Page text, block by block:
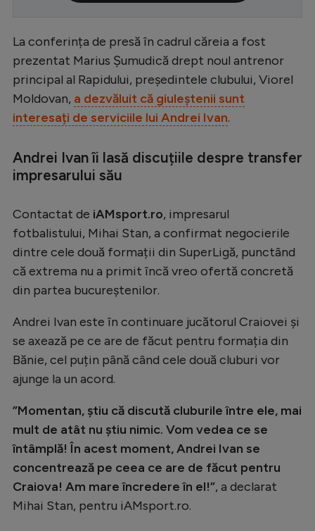
Ligue 1
Campionate
Starurile fotbalului
EURO 2024
Stranieri
Clasamente
Tenis
Handbal
Formula 1
Gimnastică
Auto
Rugby
Ciclism
JO 2024
JO 2026
La conferința de presă în cadrul căreia a fost
prezentat Marius Șumudică drept noul antrenor
principal al Rapidului, președintele clubului, Viorel
Moldovan, a dezvăluit că giuleștenii sunt
interesați de serviciile lui Andrei Ivan.
Andrei Ivan îi lasă discuțiile despre transfer
impresarului său
Contactat de iAMsport.ro, impresarul
fotbalistului, Mihai Stan, a confirmat negocierile
dintre cele două formații din SuperLigă, punctând
că extrema nu a primit încă vreo ofertă concretă
din partea bucureștenilor.
Andrei Ivan este în continuare jucătorul Craiovei și
se axează pe ce are de făcut pentru formația din
Bănie, cel puțin până când cele două cluburi vor
ajunge la un acord.
”Momentan, știu că discută cluburile între ele, mai
mult de atât nu știu nimic. Vom vedea ce se
întâmplă! În acest moment, Andrei Ivan se
concentrează pe ceea ce are de făcut pentru
Craiova! Am mare încredere în el!”, a declarat
Mihai Stan, pentru iAMsport.ro.